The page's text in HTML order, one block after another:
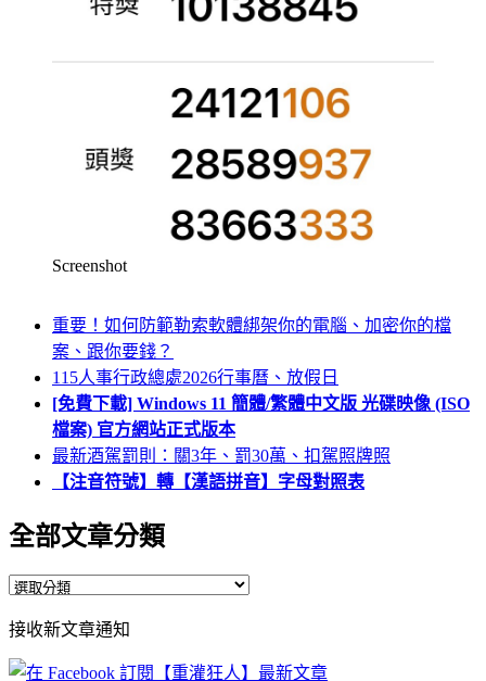
Screenshot
重要！如何防範勒索軟體綁架你的電腦、加密你的檔
案、跟你要錢？
115人事行政總處2026行事曆、放假日
[免費下載] Windows 11 簡體/繁體中文版 光碟映像 (ISO
檔案) 官方網站正式版本
最新酒駕罰則：關3年、罰30萬、扣駕照牌照
【注音符號】轉【漢語拼音】字母對照表
全部文章分類
全
文
章
接收新文章通知